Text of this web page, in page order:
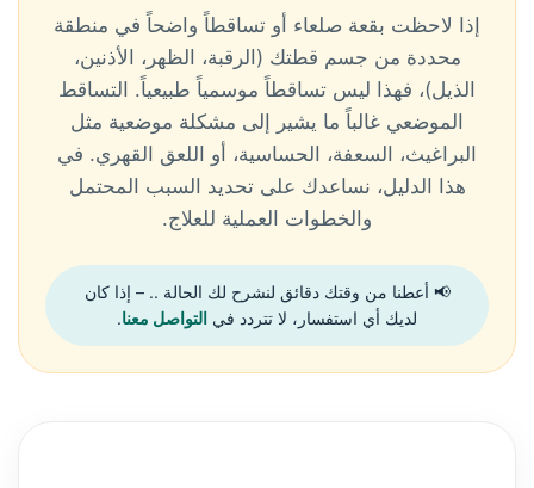
إذا لاحظت بقعة صلعاء أو تساقطاً واضحاً في منطقة
محددة من جسم قطتك (الرقبة، الظهر، الأذنين،
الذيل)، فهذا ليس تساقطاً موسمياً طبيعياً. التساقط
الموضعي غالباً ما يشير إلى مشكلة موضعية مثل
البراغيث، السعفة، الحساسية، أو اللعق القهري. في
هذا الدليل، نساعدك على تحديد السبب المحتمل
والخطوات العملية للعلاج.
📢 أعطنا من وقتك دقائق لنشرح لك الحالة .. – إذا كان
لديك أي استفسار، لا تتردد في التواصل معنا.